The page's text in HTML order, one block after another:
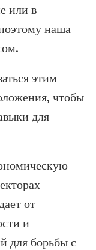
или в
наша
этим
чтобы
для
от
и
для борьбы с